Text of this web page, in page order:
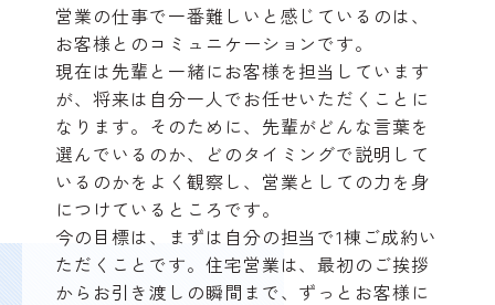
営業の仕事で一番難しいと感じているのは、
お客様とのコミュニケーションです。
現在は先輩と一緒にお客様を担当しています
が、将来は自分一人でお任せいただくことに
なります。そのために、先輩がどんな言葉を
選んでいるのか、どのタイミングで説明して
いるのかをよく観察し、営業としての力を身
につけているところです。
今の目標は、まずは自分の担当で1棟ご成約い
ただくことです。住宅営業は、最初のご挨拶
からお引き渡しの瞬間まで、ずっとお客様に